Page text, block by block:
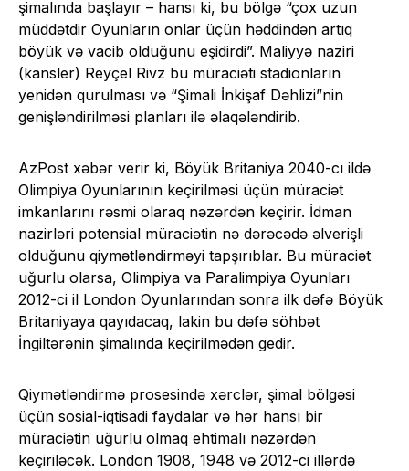
şimalında başlayır – hansı ki, bu bölgə “çox uzun
müddətdir Oyunların onlar üçün həddindən artıq
böyük və vacib olduğunu eşidirdi”. Maliyyə naziri
(kansler) Reyçel Rivz bu müraciəti stadionların
yenidən qurulması və “Şimali İnkişaf Dəhlizi”nin
genişləndirilməsi planları ilə əlaqələndirib.
AzPost xəbər verir ki, Böyük Britaniya 2040-cı ildə
Olimpiya Oyunlarının keçirilməsi üçün müraciət
imkanlarını rəsmi olaraq nəzərdən keçirir. İdman
nazirləri potensial müraciətin nə dərəcədə əlverişli
olduğunu qiymətləndirməyi tapşırıblar. Bu müraciət
uğurlu olarsa, Olimpiya va Paralimpiya Oyunları
2012-ci il London Oyunlarından sonra ilk dəfə Böyük
Britaniyaya qayıdacaq, lakin bu dəfə söhbət
İngiltərənin şimalında keçirilmədən gedir.
Qiymətləndirmə prosesində xərclər, şimal bölgəsi
üçün sosial-iqtisadi faydalar və hər hansı bir
müraciətin uğurlu olmaq ehtimalı nəzərdən
keçiriləcək. London 1908, 1948 və 2012-ci illərdə